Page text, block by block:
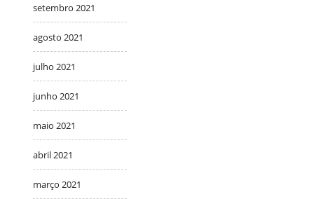
setembro 2021
agosto 2021
julho 2021
junho 2021
maio 2021
abril 2021
março 2021